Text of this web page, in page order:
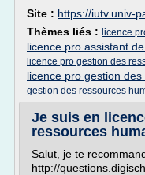
Site : https://iutv.univ-
Thèmes liés : licence
licence pro assistant
licence pro gestion des
licence pro gestion
gestion des ressources
Je suis en
ressources
Salut, je te
http://